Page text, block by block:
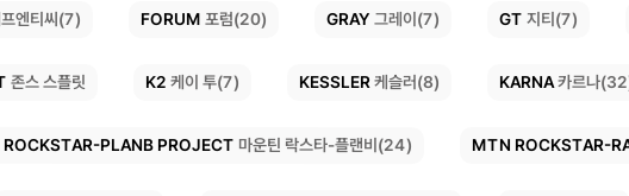
엔티씨(7) FORUM 포럼(20) GRAY 그레이(7) GT 지티(7)
존스 스플릿 K2 케이 투(7) KESSLER 케슬러(8) KARNA카르나
PLANB PROJECT 마운틴 락스타-플랜비(24) MTN ROCKSTAR-